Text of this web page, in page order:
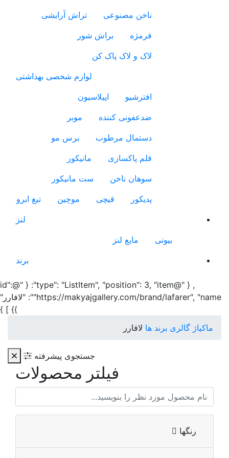
ناخن مصنوعی
تراش آرایشی
فرمژه
براش شور
لاک و لاک پاک کن
لوازم شخصی بهداشتی
افترشیو
اپیلاسیون
ضدعفونی کننده
موبر
دستمال مرطوب
برس مو
قلم پاکسازی
مانیکور
سوهان ناخن
ست مانیکور
پدیکور
قیچی موچین
تیغ ابرو
لنز
بیوتی
مایع لنز
برند
, { "@type": "ListItem", "position": 3, "item": { "@id":
"https://makyajgallery.com/brand/lafarer", "name": "لافارر"
}} ] }
ماکیاژ گالری برند ها لافارر
جستجوی پیشرفته
فیلتر محصولات
رنگها